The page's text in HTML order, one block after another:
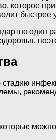
которое
быстрее
один